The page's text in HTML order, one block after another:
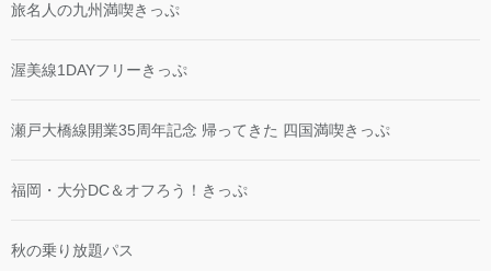
旅名人の九州満喫きっぷ
渥美線1DAYフリーきっぷ
瀬戸大橋線開業35周年記念 帰ってきた 四国満喫きっぷ
福岡・大分DC＆オフろう！きっぷ
秋の乗り放題パス